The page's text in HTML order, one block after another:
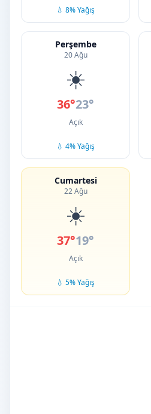
💧 8% Yağış
Perşembe
20 Ağu
☀️
36°23°
Açık
💧 4% Yağış
Cumartesi
22 Ağu
☀️
37°19°
Açık
💧 5% Yağış